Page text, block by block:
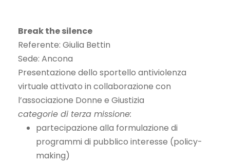
Break the silence
Referente: Giulia Bettin
Sede: Ancona
Presentazione dello sportello antiviolenza
virtuale attivato in collaborazione con
l’associazione Donne e Giustizia
categorie di terza missione:
partecipazione alla formulazione di
programmi di pubblico interesse (policy-
making)